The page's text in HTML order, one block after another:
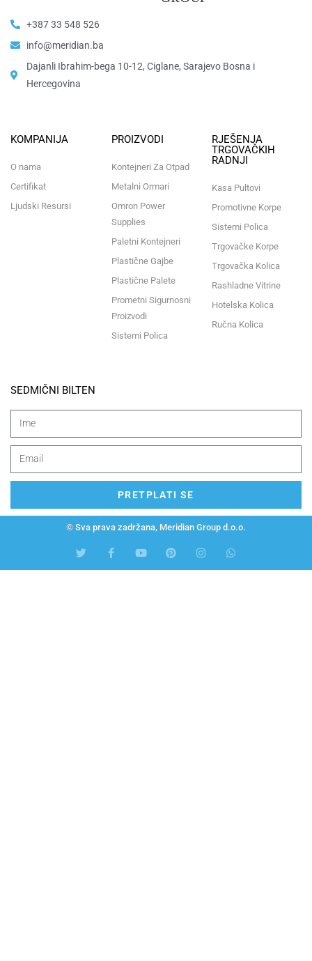
+387 33 548 526
info@meridian.ba
Dajanli Ibrahim-bega 10-12, Ciglane, Sarajevo Bosna i
Hercegovina​
KOMPANIJA
O nama
Certifikat
Ljudski Resursi
PROIZVODI
Kontejneri Za Otpad
Metalni Ormari
Omron Power
Supplies
Paletni Kontejneri
Plastične Gajbe
Plastične Palete
Prometni Sigurnosni
Proizvodi
Sistemi Polica
RJEŠENJA
TRGOVAČKIH
RADNJI
Kasa Pultovi
Promotivne Korpe
Sistemi Polica
Trgovačke Korpe
Trgovačka Kolica
Rashladne Vitrine
Hotelska Kolica
Ručna Kolica
SEDMIČNI BILTEN
PRETPLATI SE
© Sva prava zadržana, Meridian Group d.o.o.